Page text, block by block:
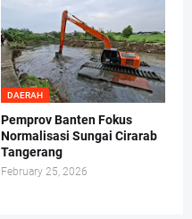
DAERAH
Pemprov Banten Fokus
Normalisasi Sungai Cirarab
Tangerang
February 25, 2026